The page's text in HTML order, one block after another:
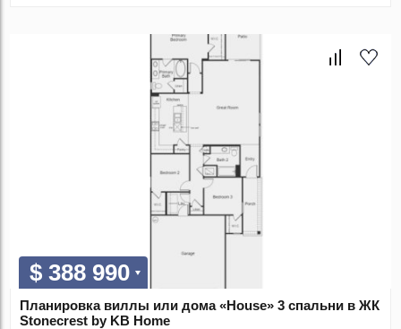
$ 388 990
Планировка виллы или дома «House» 3 спальни в ЖК
Stonecrest by KB Home